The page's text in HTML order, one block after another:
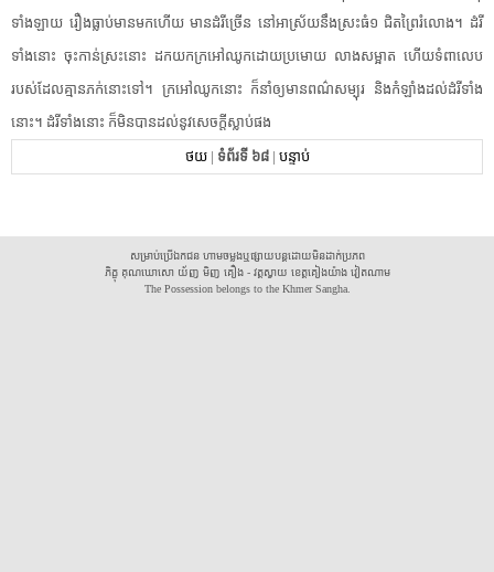
ទាំងឡាយ​ ​រឿង​ធ្លាប់​មាន​មក​ហើយ​ ​មាន​ដំរី​ច្រើន​ ​នៅ​អាស្រ័យ​នឹង​ស្រះ​ធំ១​ ​ជិត​ព្រៃរំលោង​។​ ​ដំរី​
ទាំងនោះ​ ​ចុះ​កាន់​ស្រះ​នោះ​ ​ដក​យក​ក្រអៅឈូក​ដោយ​ប្រមោយ​ ​លាង​សម្អាត​ ​ហើយ​ទំពា​លេប​
របស់​ដែល​គ្មាន​ភក់​នោះ​ទៅ​។​ ​ក្រអៅឈូក​នោះ​ ​ក៏​នាំឲ្យមាន​ពណ៌​សម្បុរ​ ​និង​កំឡាំង​ដល់​ដំរី​ទាំង
នោះ​។​ ​ដំរី​ទាំងនោះ​ ​ក៏​មិនបាន​ដល់​នូវ​សេចក្តី​ស្លាប់​ផង​ ​
ថយ| ទំព័រទី ៦៨| បន្ទាប់
សម្រាប់ប្រើឯកជន ហាមចម្លងឬផ្សាយបន្តដោយមិនដាក់ប្រភព
ភិក្ខុ គុណឃោសោ យ័ញ មិញ គឿង - វត្តស្វាយ ខេត្តគៀងយ៉ាង វៀតណាម
The Possession belongs to the Khmer Sangha.